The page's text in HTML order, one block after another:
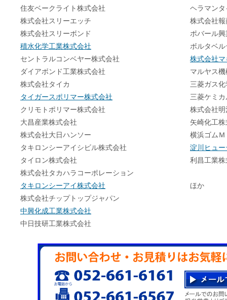
住友ベークライト株式会社
株式会社スリーエッチ
株式会社スリーボンド
積水化学工業株式会社
セントラルコンベヤー株式会社
ダイアボンド工業株式会社
株式会社タイカ
タイガースポリマー株式会社
クリモトポリマー株式会社
大昌産業株式会社
株式会社大日ハンソー
タキロンシーアイシビル株式会社
タイロン株式会社
株式会社タカハラコーポレーション
タキロンシーアイ株式会社
株式会社チップトップジャパン
中興化成工業株式会社
中日技研工業株式会社
ヘラマン
株式会社
ポバール
ボルタベ
株式会社
マルヤス
三菱ガス
三菱ケミ
株式会社
矢崎化工
横浜ゴム
淀川ヒュ
利昌工業
ほか